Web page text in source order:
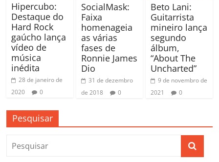
Hipercubo:
Destaque do
Hard Rock
gaúcho lança
vídeo de
música
inédita
28 de janeiro de
2020
0
SocialMask:
Faixa
homenageia
as várias
fases de
Ronnie James
Dio
31 de dezembro
de 2018
0
Beto Lani:
Guitarrista
mineiro lança
segundo
álbum,
“About The
Uncharted”
9 de novembro de
2021
0
Pesquisar